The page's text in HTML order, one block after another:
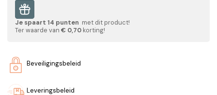
Je spaart 14 punten met dit product!
Ter waarde van € 0,70 korting!
Beveiligingsbeleid
Leveringsbeleid